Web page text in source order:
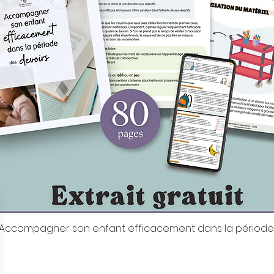
Aperçu rapide
son enfant efficacement dans la